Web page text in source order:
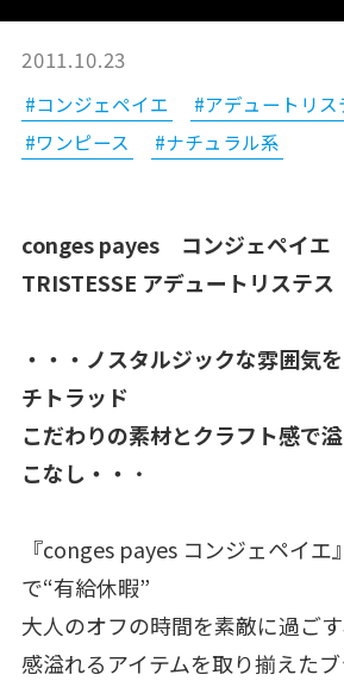
2011.10.23
#コンジェペイエ
#アデュートリス
#ワンピース
#ナチュラル系
conges payes コンジェペイ
TRISTESSE アデュートリステス
・・・ノスタルジックな雰囲気
チトラッド
こだわりの素材とクラフト感で
こなし・・ ・
『conges payes コンジェペイ
で“有給休暇”
大人のオフの時間を素敵に過ご
感溢れるアイテムを取り揃えたブ